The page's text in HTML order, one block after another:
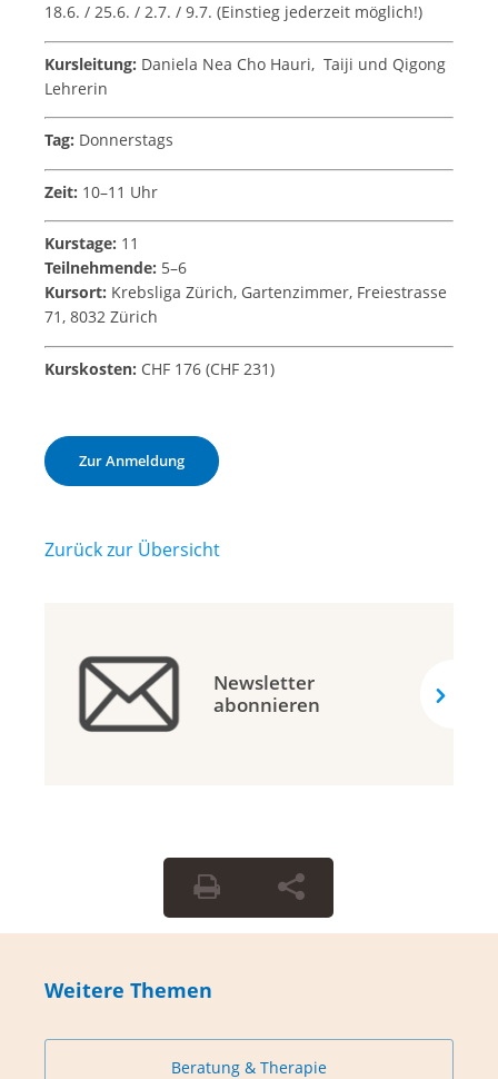
18.6. / 25.6. / 2.7. / 9.7. (Einstieg jederzeit möglich!)
Kursleitung: Daniela Nea Cho Hauri, Taiji und Qigong
Lehrerin
Tag: Donnerstags
Zeit: 10–11 Uhr
Kurstage: 11
Teilnehmende: 5–6
Kursort: Krebsliga Zürich, Gartenzimmer, Freiestrasse
71, 8032 Zürich
Kurskosten: CHF 176 (CHF 231)
Zur Anmeldung
Zurück zur Übersicht
Newsletter
abonnieren
Weitere Themen
Beratung & Therapie